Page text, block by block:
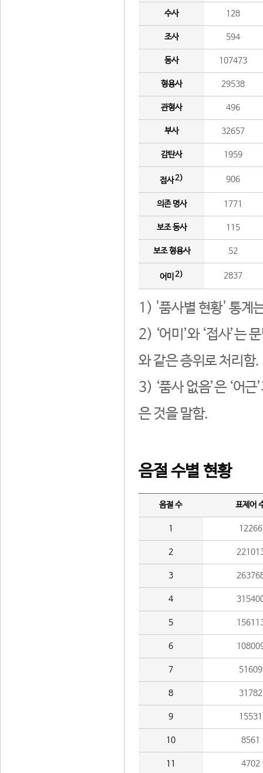
수사 128
조사 594
동사 107473
형용사 29538
관형사 496
부사 32657
감탄사 1959
접사2) 906
의존 명사 1771
보조 동사 115
보조 형용사 52
어미 2) 2837
1) '품사별 현황' 통계
2) ‘어미’와 ‘접사’는
와 같은 층위로 처리함.
3) ‘품사 없음’은 ‘어
은 것을 말함.
음절 수별 현황
음절 수 표제어
1 12266
2
3
4
5
6
7 51609
8 31782
9 15531
10 8561
11 4702